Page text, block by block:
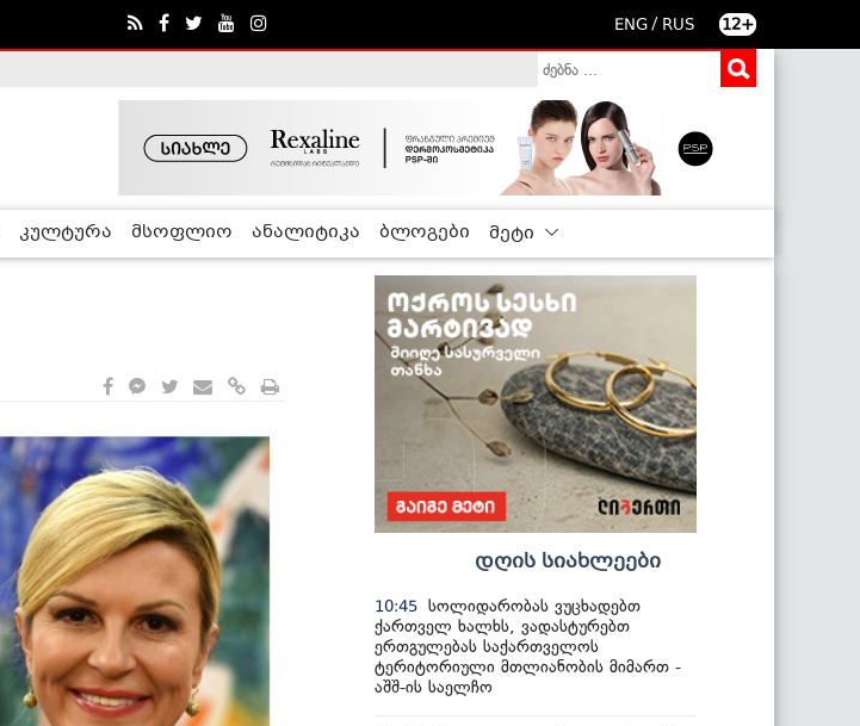
ENG / RUS 12+
კულტურა მსოფლიო ანალიტიკა ბლოგები მეტი
დღის სიახლეები
10:45 სოლიდარობას ვუცხადებთ
ქართველ ხალხს, ვადასტურებთ
ერთგულებას საქართველოს
ტერიტორიული მთლიანობის მიმართ -
აშშ-ის საელჩო